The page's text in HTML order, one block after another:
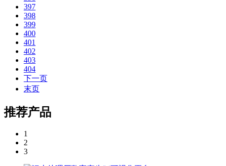
397
398
399
400
401
402
403
404
下一页
末页
推荐产品
1
2
3